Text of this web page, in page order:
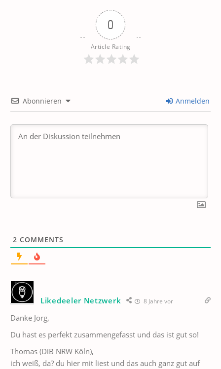
0
Article Rating
Abonnieren Anmelden
2 COMMENTS
Likedeeler Netzwerk 8 Jahre vor
Danke Jörg,
Du hast es perfekt zusammengefasst und das ist gut so!
Thomas (DiB NRW Köln),
ich weiß, da? du hier mit liest und das auch ganz gut auf